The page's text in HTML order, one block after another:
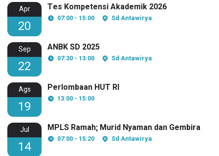
Apr
20
Tes Kompetensi Akademik 2026
07:00 - 15:00 Sd Antawirya
Sep
22
ANBK SD 2025
07:30 - 13:00 Sd Antawirya
Ags
19
Perlombaan HUT RI
13:00 - 15:00
Jul
14
MPLS Ramah; Murid Nyaman dan Gembira
07:00 - 15:20 Sd Antawirya